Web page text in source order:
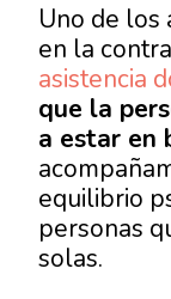
Uno de los
en la
asistencia
que la
a estar en
equilibrio
personas
solas.